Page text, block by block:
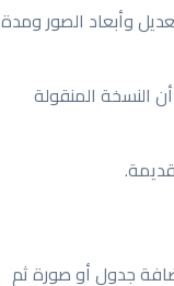
وأبعاد الصور ومدة
النسخة المنقولة
جدول أو صورة ثم